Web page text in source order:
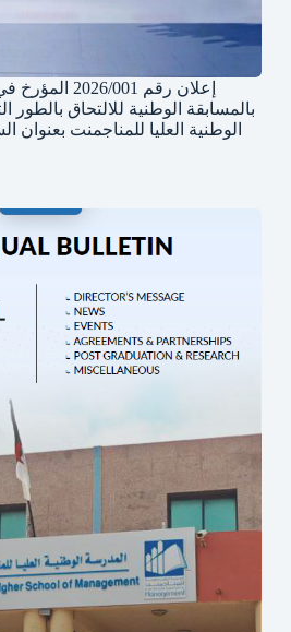
بالمسابقة الوطنية للالتحاق بالطور
الوطنية العليا للمناجمنت بعنوان السنة